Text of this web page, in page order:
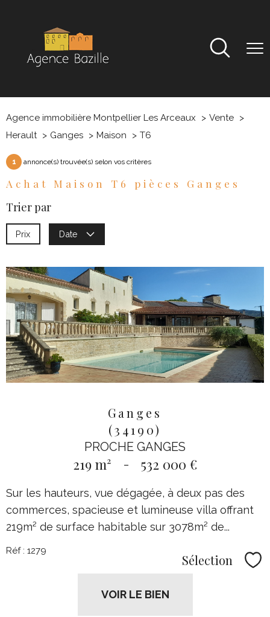
Agence immobilière Montpellier Les Arceaux
Vente
Herault
Ganges Maison T6
1 annonce(s) trouvée(s) selon vos critères
Achat Maison T6 pièces Ganges
Trier par
Prix Date
Ganges
(34190)
PROCHE GANGES
219 m² - 532 000 €
Sur les hauteurs, vue dégagée, à deux pas des
commerces, spacieuse et lumineuse villa offrant
219m² de surface habitable sur 3078m² de...
Réf : 1279
Sélection
VOIR LE BIEN